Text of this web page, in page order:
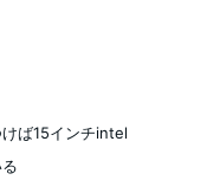
ば15インチintel